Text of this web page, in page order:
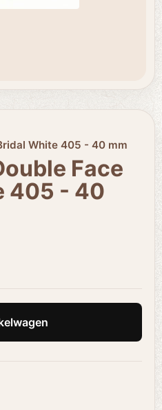
White 405 - 40 mm
Face
405 - 40